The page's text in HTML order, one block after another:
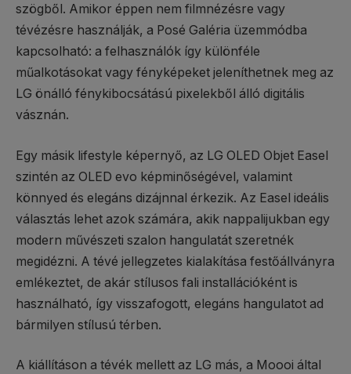
szögből. Amikor éppen nem filmnézésre vagy
tévézésre használják, a Posé Galéria üzemmódba
kapcsolható: a felhasználók így különféle
műalkotásokat vagy fényképeket jeleníthetnek meg az
LG önálló fénykibocsátású pixelekből álló digitális
vásznán.
Egy másik lifestyle képernyő, az LG OLED Objet Easel
szintén az OLED evo képminőségével, valamint
könnyed és elegáns dizájnnal érkezik. Az Easel ideális
választás lehet azok számára, akik nappalijukban egy
modern művészeti szalon hangulatát szeretnék
megidézni. A tévé jellegzetes kialakítása festőállványra
emlékeztet, de akár stílusos fali installációként is
használható, így visszafogott, elegáns hangulatot ad
bármilyen stílusú térben.
A kiállításon a tévék mellett az LG más, a Moooi által